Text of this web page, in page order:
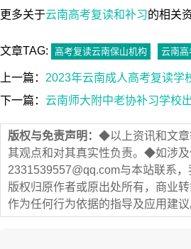
更多关于云南高考复读和补习的相关
文章TAG: 高考复读云南保山机构 云南高
上一篇： 2023年云南成人高考复读学
下一篇： 云南师大附中老协补习学校
版权与免责声明： ◆以上资讯和文章
其观点和对其真实性负责。◆如涉
2331539557@qq.com与本站联系
版权归原作者或原出处所有，商业
作为任何行为依据的指导及应用建